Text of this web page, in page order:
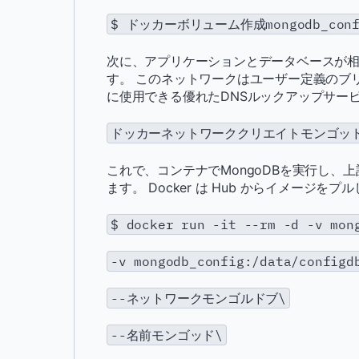
$ ドッカーボリューム作成
次に、アプリケーションとデータベースが
す。 このネットワークはユーザー定義の
に使用できる優れたDNSルックアップサー
ドッカーネットワーククリエイトモンゴッ
これで、コンテナでMongoDBを実行し、
ます。 Docker は Hub からイメージをプ
$ docker run -it --rm -d -v
-v mongodb_config:/data/
--ネットワークモンゴルドブ\
--名前モンゴッド\